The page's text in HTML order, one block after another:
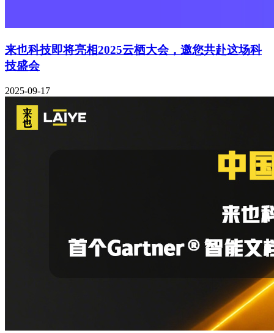
来也科技即将亮相2025云栖大会，邀您共赴这场科
技盛会
2025-09-17